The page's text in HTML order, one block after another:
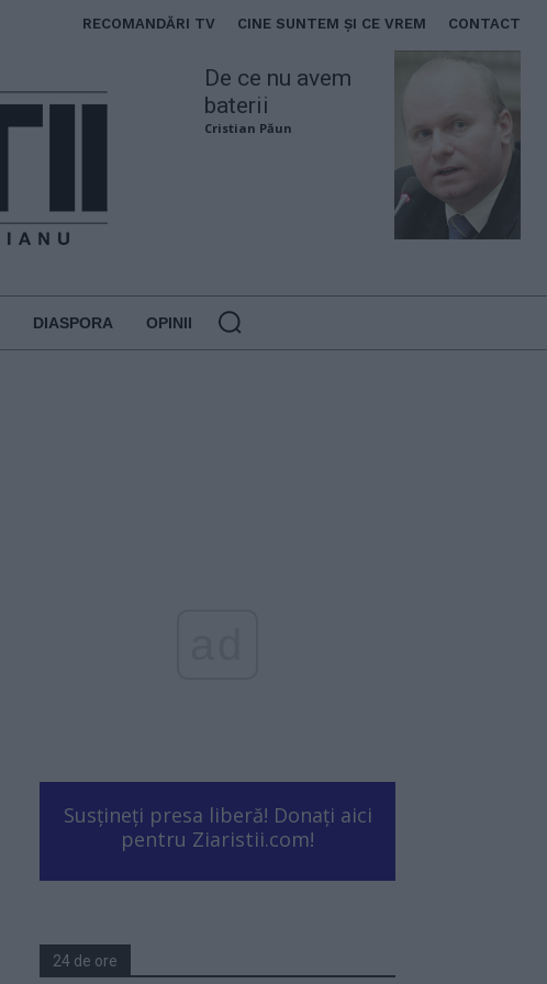
RECOMANDĂRI TV CINE SUNTEM ȘI CE VREM CONTACT
De ce nu avem
baterii
Cristian Păun
DIASPORA OPINII
Susțineți presa liberă! Donați aici
pentru Ziaristii.com!
24 de ore